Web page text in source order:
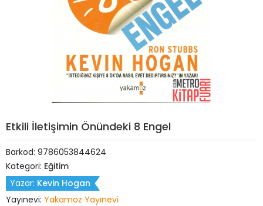
Etkili İletişimin Önündeki 8 Engel
Barkod: 9786053844624
Kategori: Eğitim
Yazar: Kevin Hogan
Yayınevi: Yakamoz Yayınevi